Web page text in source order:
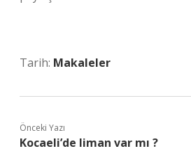
Tarih: Makaleler
Önceki Yazı
Kocaeli’de liman var mı ?